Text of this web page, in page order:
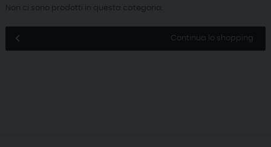
Non ci sono prodotti in questa categoria.
Continua lo shopping